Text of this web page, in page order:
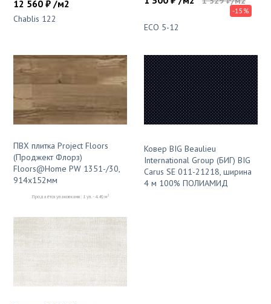
12 560 ₽ /м2
Chablis 122
-15%
ECO 5-12
ПВХ плитка Project Floors
(Проджект Флорз)
Floors@Home PW 1351-/30,
914x152мм
Продаётся упаковками: 1 уп. - 4.49 м2
Ковер BIG Beaulieu
International Group (БИГ) BIG
Carus SE 011-21218, ширина
4 м 100% ПОЛИАМИД